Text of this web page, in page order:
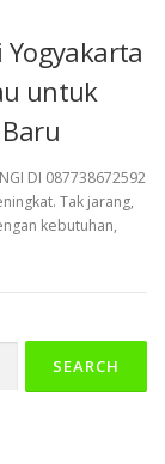
Yogyakarta
untuk
DI 087738672592
Tak jarang,
kebutuhan,